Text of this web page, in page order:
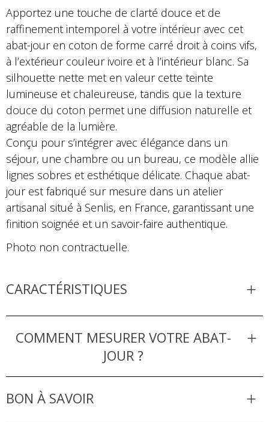
Apportez une touche de clarté douce et de
raffinement intemporel à votre intérieur avec cet
abat-jour en coton de forme carré droit à coins vifs,
à l’extérieur couleur ivoire et à l’intérieur blanc. Sa
silhouette nette met en valeur cette teinte
lumineuse et chaleureuse, tandis que la texture
douce du coton permet une diffusion naturelle et
agréable de la lumière.
Conçu pour s’intégrer avec élégance dans un
séjour, une chambre ou un bureau, ce modèle allie
lignes sobres et esthétique délicate. Chaque abat-
jour est fabriqué sur mesure dans un atelier
artisanal situé à Senlis, en France, garantissant une
finition soignée et un savoir-faire authentique.
Photo non contractuelle.
CARACTÉRISTIQUES
COMMENT MESURER VOTRE ABAT-
JOUR ?
BON À SAVOIR